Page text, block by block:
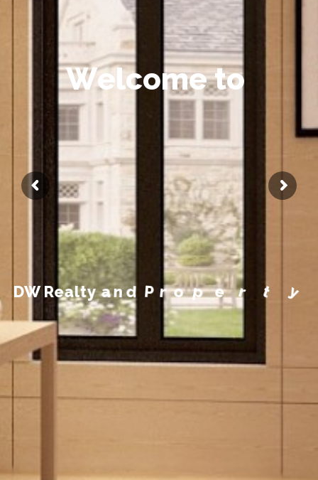
Welcome to
DW RealtyandP ro perty Mana e m e